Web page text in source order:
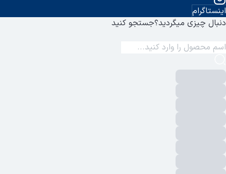
اینستاگرام
دنبال چیزی میگردید؟جستجو کنید